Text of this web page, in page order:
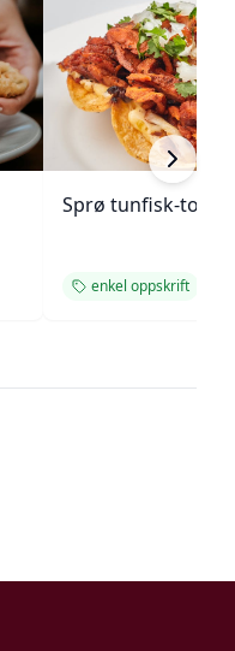
Sprø tunfisk-
enkel oppskrift